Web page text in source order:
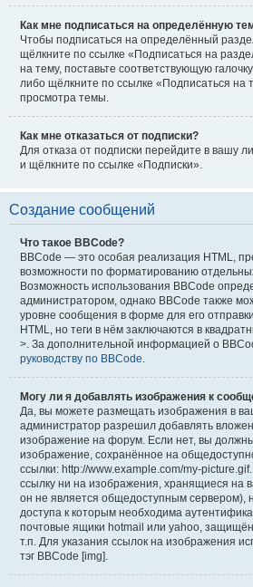
Как мне подписаться на определённую
Чтобы подписаться на определённый
щёлкните по ссылке «Подписаться на
на тему, поставьте соответствующую
либо щёлкните по ссылке «Подписаться на
просмотра темы.
Как мне отказаться от подписки?
Для отказа от подписки перейдите в вашу
и щёлкните по ссылке «Подписки».
Создание сообщений
Что такое BBCode?
BBCode — это особая реализация HTML,
возможности по форматированию
Возможность использования BBCode
администратором, однако BBCode также
уровне сообщения в форме для его
HTML, но теги в нём заключаются в
>. За дополнительной информацией о
руководству по BBCode.
Могу ли я добавлять изображения к
Да, вы можете размещать изображения в
администратор разрешил добавлять
изображение на форум. Если нет, вы
изображение, сохранённое на
ссылки: http://www.example.com/my-
ссылку ни на изображения, хранящиеся на
он не является общедоступным сервером),
доступа к которым необходима
почтовые ящики hotmail или yahoo,
т.п. Для указания ссылок на изображения
тэг BBCode [img].